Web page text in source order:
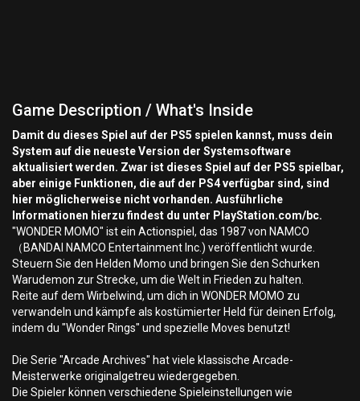
Game Description / What's Inside
Damit du dieses Spiel auf der PS5 spielen kannst, muss dein
System auf die neueste Version der Systemsoftware
aktualisiert werden. Zwar ist dieses Spiel auf der PS5 spielbar,
aber einige Funktionen, die auf der PS4 verfügbar sind, sind
hier möglicherweise nicht vorhanden. Ausführliche
Informationen hierzu findest du unter PlayStation.com/bc.
"WONDER MOMO" ist ein Actionspiel, das 1987 von NAMCO
（BANDAI NAMCO Entertainment Inc.) veröffentlicht wurde.
Steuern Sie den Helden Momo und bringen Sie den Schurken
Warudemon zur Strecke, um die Welt in Frieden zu halten.
Reite auf dem Wirbelwind, um dich in WONDER MOMO zu
verwandeln und kämpfe als kostümierter Held für deinen Erfolg,
indem du "Wonder Rings" und spezielle Moves benutzt!
Die Serie "Arcade Archives" hat viele klassische Arcade-
Meisterwerke originalgetreu wiedergegeben.
Die Spieler können verschiedene Spieleinstellungen wie